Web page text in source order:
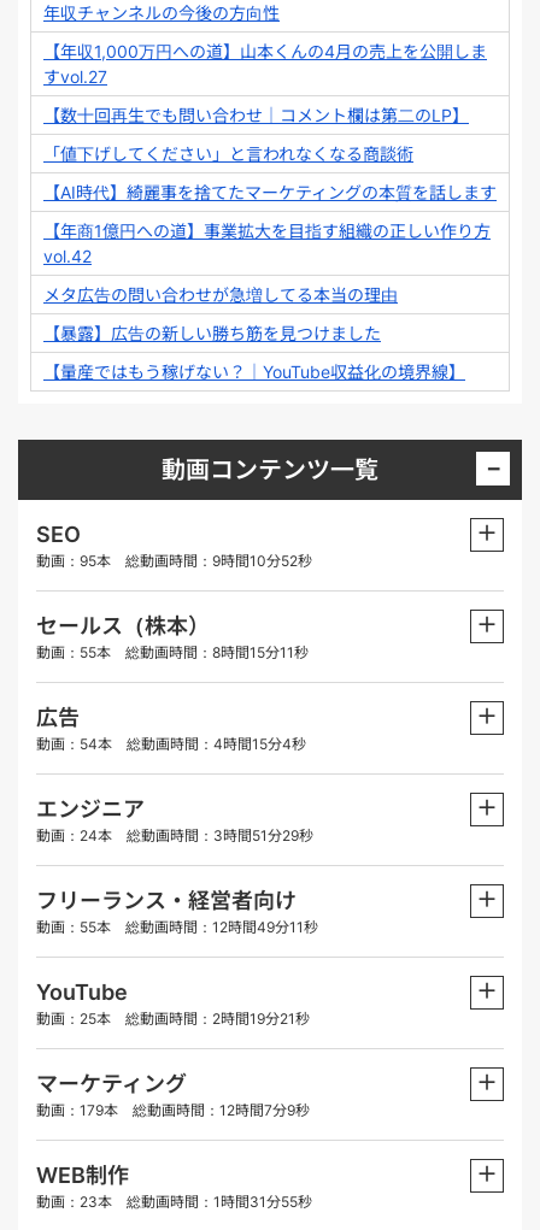
年収チャンネルの今後の方向性
【年収1,000万円への道】山本くんの4月の売上を公開しま
すvol.27
【数十回再生でも問い合わせ｜コメント欄は第二のLP】
「値下げしてください」と言われなくなる商談術
【AI時代】綺麗事を捨てたマーケティングの本質を話します
【年商1億円への道】事業拡大を目指す組織の正しい作り方
vol.42
メタ広告の問い合わせが急増してる本当の理由
【暴露】広告の新しい勝ち筋を見つけました
【量産ではもう稼げない？｜YouTube収益化の境界線】
動画コンテンツ一覧 −
SEO
動画：95本 総動画時間：9時間10分52秒
＋
セールス（株本）
動画：55本 総動画時間：8時間15分11秒
＋
広告
動画：54本 総動画時間：4時間15分4秒
＋
エンジニア
動画：24本 総動画時間：3時間51分29秒
＋
フリーランス・経営者向け
動画：55本 総動画時間：12時間49分11秒
＋
YouTube
動画：25本 総動画時間：2時間19分21秒
＋
マーケティング
動画：179本 総動画時間：12時間7分9秒
＋
WEB制作
動画：23本 総動画時間：1時間31分55秒
＋